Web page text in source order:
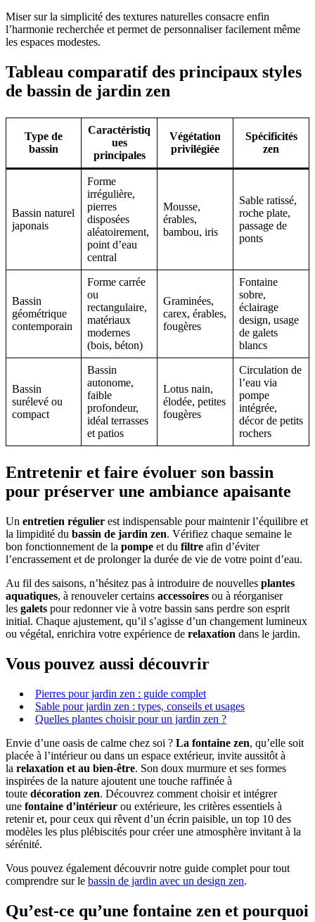
Miser sur la simplicité des textures naturelles consacre enfin
l’harmonie recherchée et permet de personnaliser facilement même
les espaces modestes.
Tableau comparatif des principaux styles
de bassin de jardin zen
Type de
bassin
Caractéristiq
ues
principales
Végétation
privilégiée
Spécificités
zen
Bassin naturel
japonais
Forme
irrégulière,
pierres
disposées
aléatoirement,
point d’eau
central
Mousse,
érables,
bambou, iris
Sable ratissé,
roche plate,
passage de
ponts
Bassin
géométrique
contemporain
Forme carrée
ou
rectangulaire,
matériaux
modernes
(bois, béton)
Graminées,
carex, érables,
fougères
Fontaine
sobre,
éclairage
design, usage
de galets
blancs
Bassin
surélevé ou
compact
Bassin
autonome,
faible
profondeur,
idéal terrasses
et patios
Lotus nain,
élodée, petites
fougères
Circulation de
l’eau via
pompe
intégrée,
décor de petits
rochers
Entretenir et faire évoluer son bassin
pour préserver une ambiance apaisante
Un entretien régulier est indispensable pour maintenir l’équilibre et
la limpidité du bassin de jardin zen. Vérifiez chaque semaine le
bon fonctionnement de la pompe et du filtre afin d’éviter
l’encrassement et de prolonger la durée de vie de votre point d’eau.
Au fil des saisons, n’hésitez pas à introduire de nouvelles plantes
aquatiques, à renouveler certains accessoires ou à réorganiser
les galets pour redonner vie à votre bassin sans perdre son esprit
initial. Chaque ajustement, qu’il s’agisse d’un changement lumineux
ou végétal, enrichira votre expérience de relaxation dans le jardin.
Vous pouvez aussi découvrir
Pierres pour jardin zen : guide complet
Sable pour jardin zen : types, conseils et usages
Quelles plantes choisir pour un jardin zen ?
Envie d’une oasis de calme chez soi ? La fontaine zen, qu’elle soit
placée à l’intérieur ou dans un espace extérieur, invite aussitôt à
la relaxation et au bien-être. Son doux murmure et ses formes
inspirées de la nature ajoutent une touche raffinée à
toute décoration zen. Découvrez comment choisir et intégrer
une fontaine d’intérieur ou extérieure, les critères essentiels à
retenir et, pour ceux qui rêvent d’un écrin paisible, un top 10 des
modèles les plus plébiscités pour créer une atmosphère invitant à la
sérénité.
Vous pouvez également découvrir notre guide complet pour tout
comprendre sur le bassin de jardin avec un design zen.
Qu’est-ce qu’une fontaine zen et pourquoi